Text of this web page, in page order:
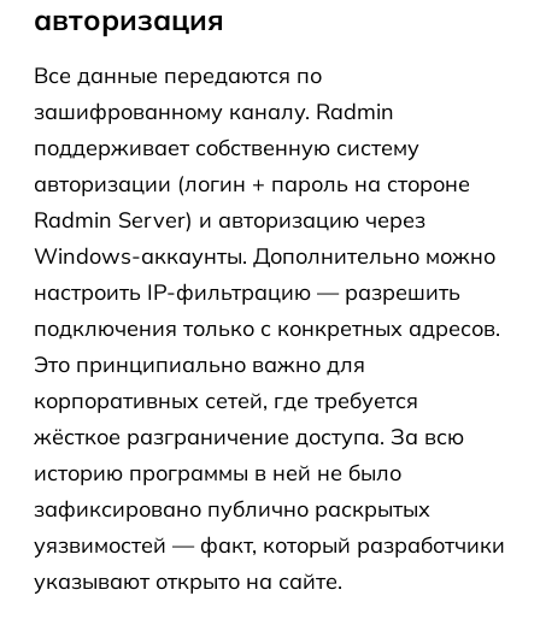
авторизация
Все данные передаются по
зашифрованному каналу. Radmin
поддерживает собственную систему
авторизации (логин + пароль на стороне
Radmin Server) и авторизацию через
Windows-аккаунты. Дополнительно можно
настроить IP-фильтрацию — разрешить
подключения только с конкретных адресов.
Это принципиально важно для
корпоративных сетей, где требуется
жёсткое разграничение доступа. За всю
историю программы в ней не было
зафиксировано публично раскрытых
уязвимостей — факт, который разработчики
указывают открыто на сайте.